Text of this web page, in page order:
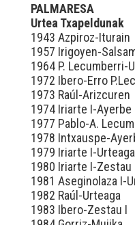
PALMARESA
Urtea Txapeldunak
1943 Azpiroz-Iturain
1957 Irigoyen-
1964 P. Lecumberri-
1972 Ibero-Erro
1973 Raúl-Arizcuren
1974 Iriarte I-Ayerbe
1977 Pablo-A.
1978 Intxauspe-
1979 Iriarte I-Urteaga
1980 Iriarte I-Zestau
1981 Aseginolaza I-
1982 Raúl-Urteaga
1983 Ibero-Zestau I